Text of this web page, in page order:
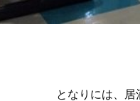
となりには、居